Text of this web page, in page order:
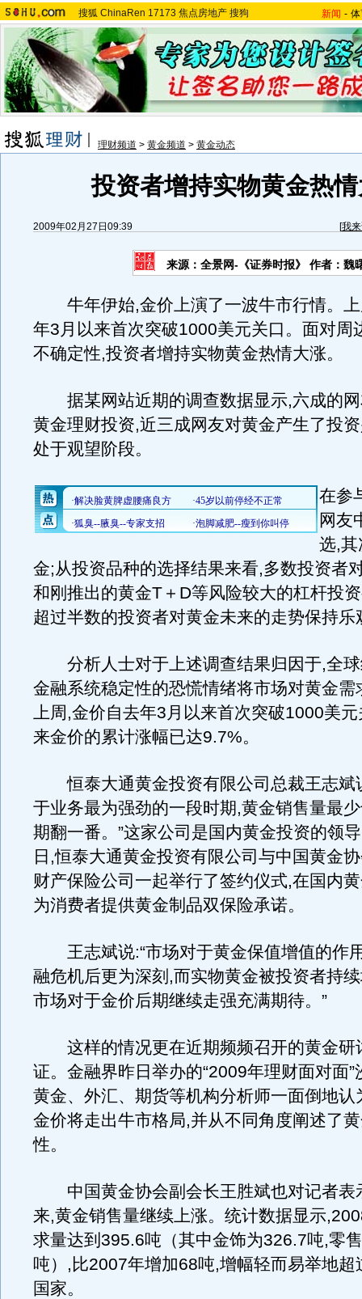
搜狐 ChinaRen 17173 焦点房地产 搜狗 新闻 -
理财频道 > 黄金频道 > 黄金动态
投资者增持实物黄金热
2009年02月27日09:39 [我
来源：全景网-《证券时报》 作者：魏
牛年伊始,金价上演了一波牛市行情。上
年3月以来首次突破1000美元关口。面对周
不确定性,投资者增持实物黄金热情大涨。
据某网站近期的调查数据显示,六成的网
黄金理财投资,近三成网友对黄金产生了投
处于观望阶段。
在参
网友
选,其
金;从投资品种的选择结果来看,多数投资者
和刚推出的黄金T＋D等风险较大的杠杆投
超过半数的投资者对黄金未来的走势保持乐
分析人士对于上述调查结果归因于,全球
金融系统稳定性的恐慌情绪将市场对黄金需
上周,金价自去年3月以来首次突破1000美
来金价的累计涨幅已达9.7%。
恒泰大通黄金投资有限公司总裁王志斌
于业务最为强劲的一段时期,黄金销售量最
期翻一番。”这家公司是国内黄金投资的领
日,恒泰大通黄金投资有限公司与中国黄金
财产保险公司一起举行了签约仪式,在国内
为消费者提供黄金制品双保险承诺。
王志斌说:“市场对于黄金保值增值的作
融危机后更为深刻,而实物黄金被投资者持
市场对于金价后期继续走强充满期待。”
这样的情况更在近期频频召开的黄金研
证。金融界昨日举办的“2009年理财面对面
黄金、外汇、期货等机构分析师一面倒地认
金价将走出牛市格局,并从不同角度阐述了
性。
中国黄金协会副会长王胜斌也对记者表
来,黄金销售量继续上涨。统计数据显示
求量达到395.6吨（其中金饰为326.7吨,零
吨）,比2007年增加68吨,增幅轻而易举地超
国家。